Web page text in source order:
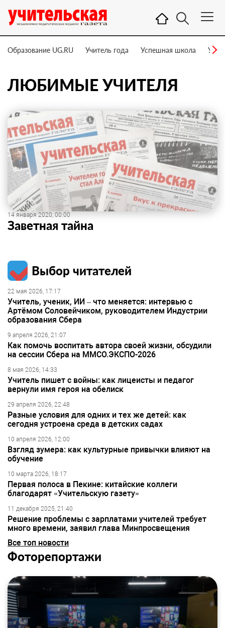
Образование UG.RU Учитель года Успешная школа
ЛЮБИМЫЕ УЧИТЕЛЯ
14 января 2020, 00:00
Заветная тайна
Выбор читателей
22 мая 2026, 17:17
Учитель, ученик, ИИ – что меняется: интервью с
Артёмом Соловейчиком, руководителем Индустрии
образования Сбера
9 апреля 2026, 21:07
Как помочь воспитать автора своей жизни, обсудили
на сессии Сбера на ММСО.ЭКСПО-2026
8 мая 2026, 14:33
Учитель пишет с войны: как лицеисты и педагог
вернули имя героя на обелиск
29 апреля 2026, 22:48
Разные условия для одних и тех же детей: как
сегодня устроена среда в детских садах
10 апреля 2026, 12:00
Взгляд зумера: как культурные привычки влияют на
обучение
10 марта 2026, 18:17
Первая полоса в Пекине: китайские коллеги
благодарят «Учительскую газету»
11 декабря 2025, 21:40
Решение проблемы с зарплатами учителей требует
много времени, заявил глава Минпросвещения
Все топ новости
Фоторепортажи